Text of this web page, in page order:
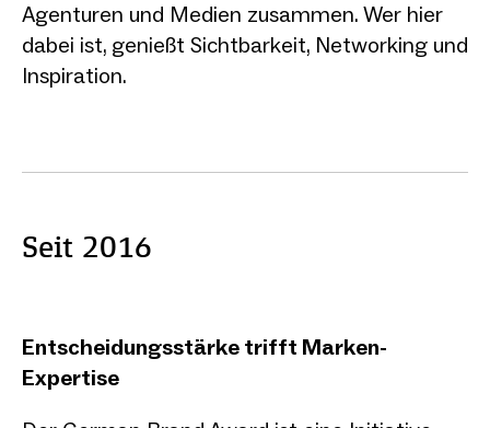
Agenturen und Medien zusammen. Wer hier
dabei ist, genießt Sichtbarkeit, Networking und
Inspiration.
Seit 2016
Entscheidungsstärke trifft Marken-
Expertise